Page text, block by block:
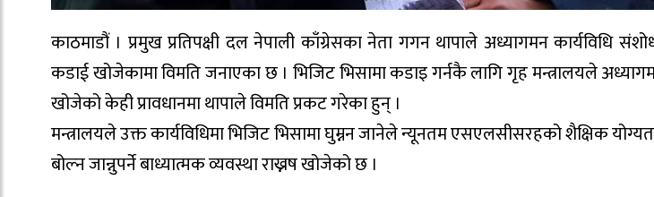
काठमाडौं । प्रमुख प्रतिपक्षी दल नेपाली काँग्रेसका नेता गगन थापाले अध्यागमन कार्यविधि
कडाई खोजेकामा विमति जनाएका छ । भिजिट भिसामा कडाइ गर्नकै लागि गृह मन्त्रालयले
खोजेको केही प्रावधानमा थापाले विमति प्रकट गरेका हुन् ।
मन्त्रालयले उक्त कार्यविधिमा भिजिट भिसामा घुम्नन जानेले न्यूनतम एसएलसीसरहको शैक्षिक
बोल्न जान्नुपर्ने बाध्यात्मक व्यवस्था राख्नष खोजेको छ ।